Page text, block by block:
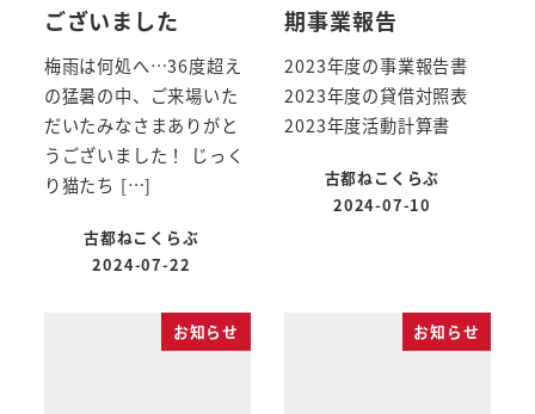
ございました
梅雨は何処へ…36度超え
の猛暑の中、ご来場いた
だいたみなさまありがと
うございました！ じっく
り猫たち […]
古都ねこくらぶ
2024-07-22
期事業報告
2023年度の事業報告書
2023年度の貸借対照表
2023年度活動計算書
古都ねこくらぶ
2024-07-10
お知らせ お知らせ